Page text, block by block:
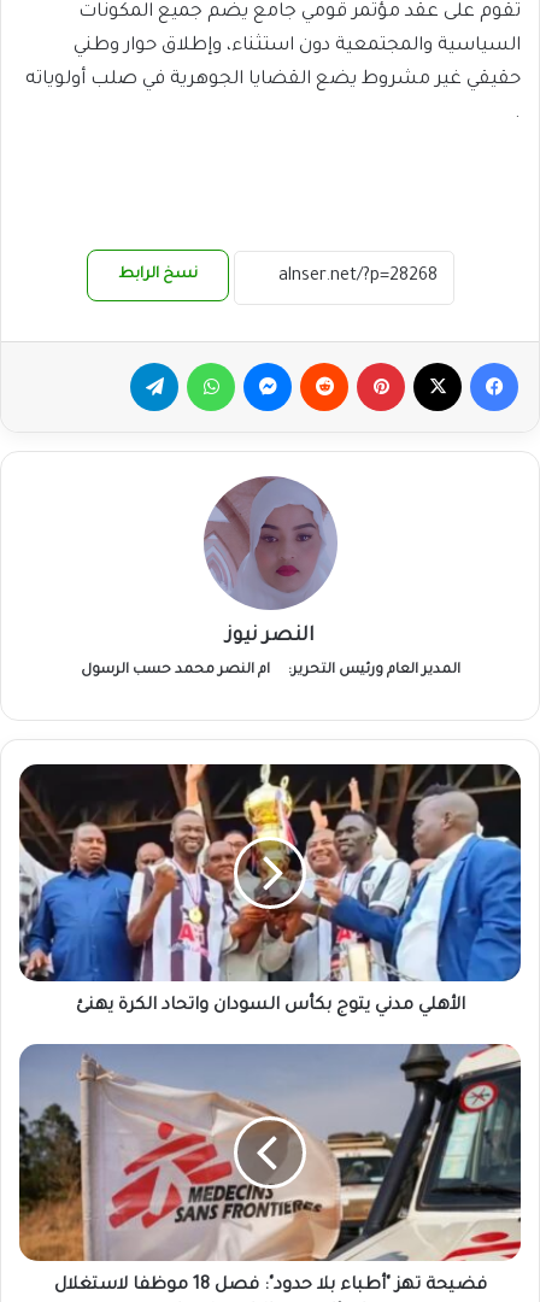
تقوم على عقد مؤتمر قومي جامع يضم جميع المكونات
السياسية والمجتمعية دون استثناء، وإطلاق حوار وطني
حقيقي غير مشروط يضع القضايا الجوهرية في صلب أولوياته
.
نسخ الرابط
فيسبوك بينتيريست ماسنجر واتساب
النصر نيوز
المدير العام ورئيس التحرير: ام النصر محمد حسب الرسول
الأهلي
بكأس
السودان
واتحاد
الكرة
يهنئ
الأهلي مدني يتوج بكأس السودان واتحاد الكرة يهنئ
فضيحة
"أطباء
بلا
حدود":
فصل
18
موظفا
لاستغلال
لاجئات
فضيحة تهز "أطباء بلا حدود": فصل 18 موظفا لاستغلال